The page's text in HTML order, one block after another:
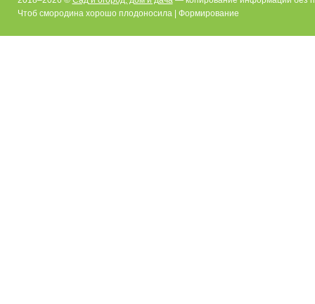
Чтоб смородина хорошо плодоносила | Формирование